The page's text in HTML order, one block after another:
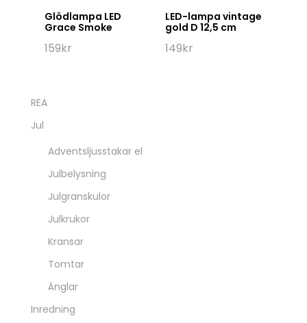
Glödlampa LED
Grace Smoke
159kr
LED-lampa vintage
gold D 12,5 cm
149kr
REA
Jul
Adventsljusstakar el
Julbelysning
Julgranskulor
Julkrukor
Kransar
Tomtar
Änglar
Inredning